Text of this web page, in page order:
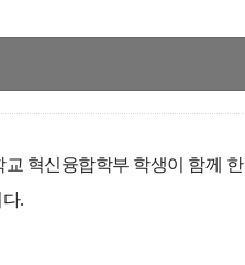
혁신융합학부 학생이 함께 한
.